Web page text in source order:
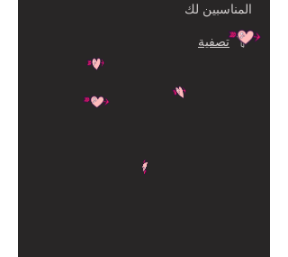
المناسبين لك
تصفية